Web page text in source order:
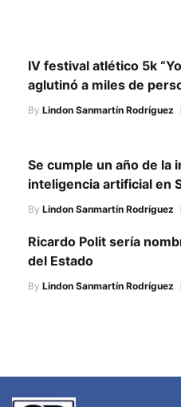
IV festival atlético 5k
aglutinó a miles de
By Lindon Sanmartín Rodríguez
Se cumple un año de la
inteligencia artificial en
By Lindon Sanmartín Rodríguez
Ricardo Polit sería
del Estado
By Lindon Sanmartín Rodríguez